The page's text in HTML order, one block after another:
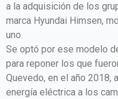
a la adquisición de los
marca Hyundai Himsen,
uno.
Se optó por ese modelo
para reponer los que
Quevedo, en el año 2018,
energía eléctrica a los